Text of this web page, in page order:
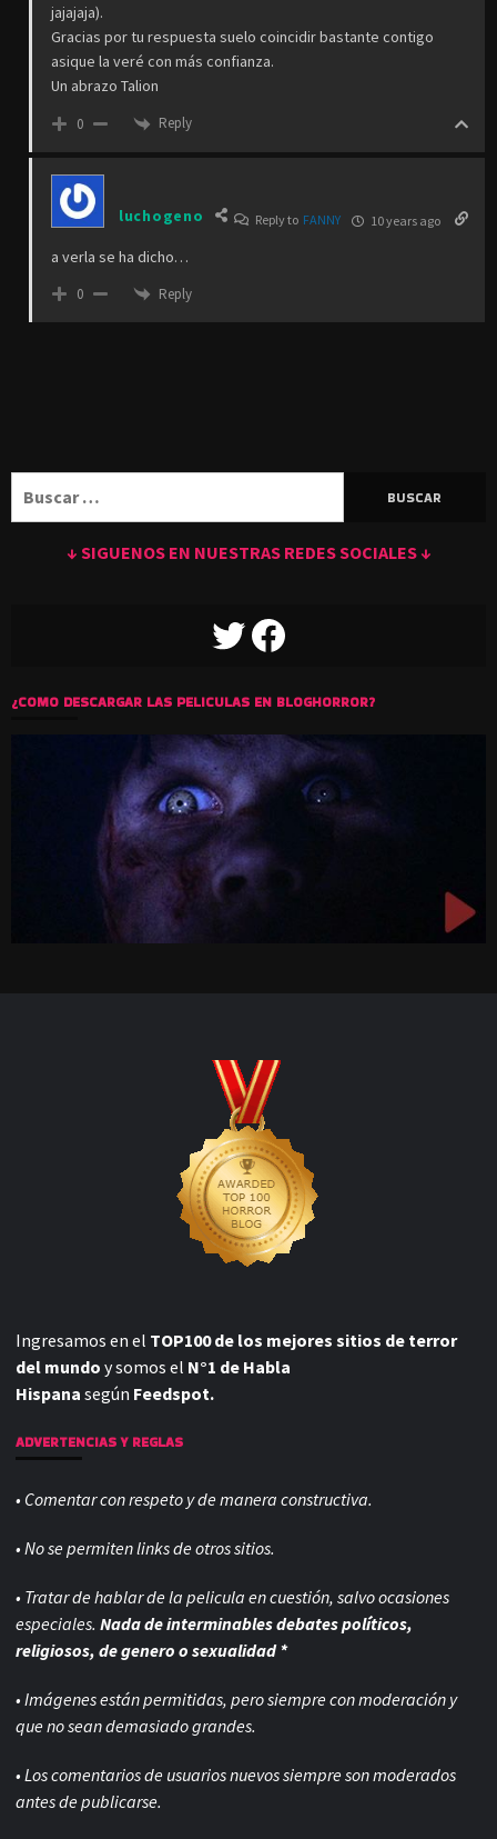
jajajaja).
Gracias por tu respuesta suelo coincidir bastante contigo
asique la veré con más confianza.
Un abrazo Talion
0 Reply
luchogeno Reply to FANNY 10 years ago
a verla se ha dicho…
0 Reply
↓ SIGUENOS EN NUESTRAS REDES SOCIALES ↓
TWITTERFACEBOOK
¿COMO DESCARGAR LAS PELICULAS EN BLOGHORROR?
Ingresamos en el TOP100 de los mejores sitios de terror
del mundo y somos el N°1 de Habla
Hispana según Feedspot.
ADVERTENCIAS Y REGLAS
• Comentar con respeto y de manera constructiva.
• No se permiten links de otros sitios.
• Tratar de hablar de la pelicula en cuestión, salvo ocasiones
especiales. Nada de interminables debates políticos,
religiosos, de genero o sexualidad *
• Imágenes están permitidas, pero siempre conmoderación y
que no sean demasiado grandes.
• Los comentarios de usuarios nuevos siempre son moderados
antes de publicarse.